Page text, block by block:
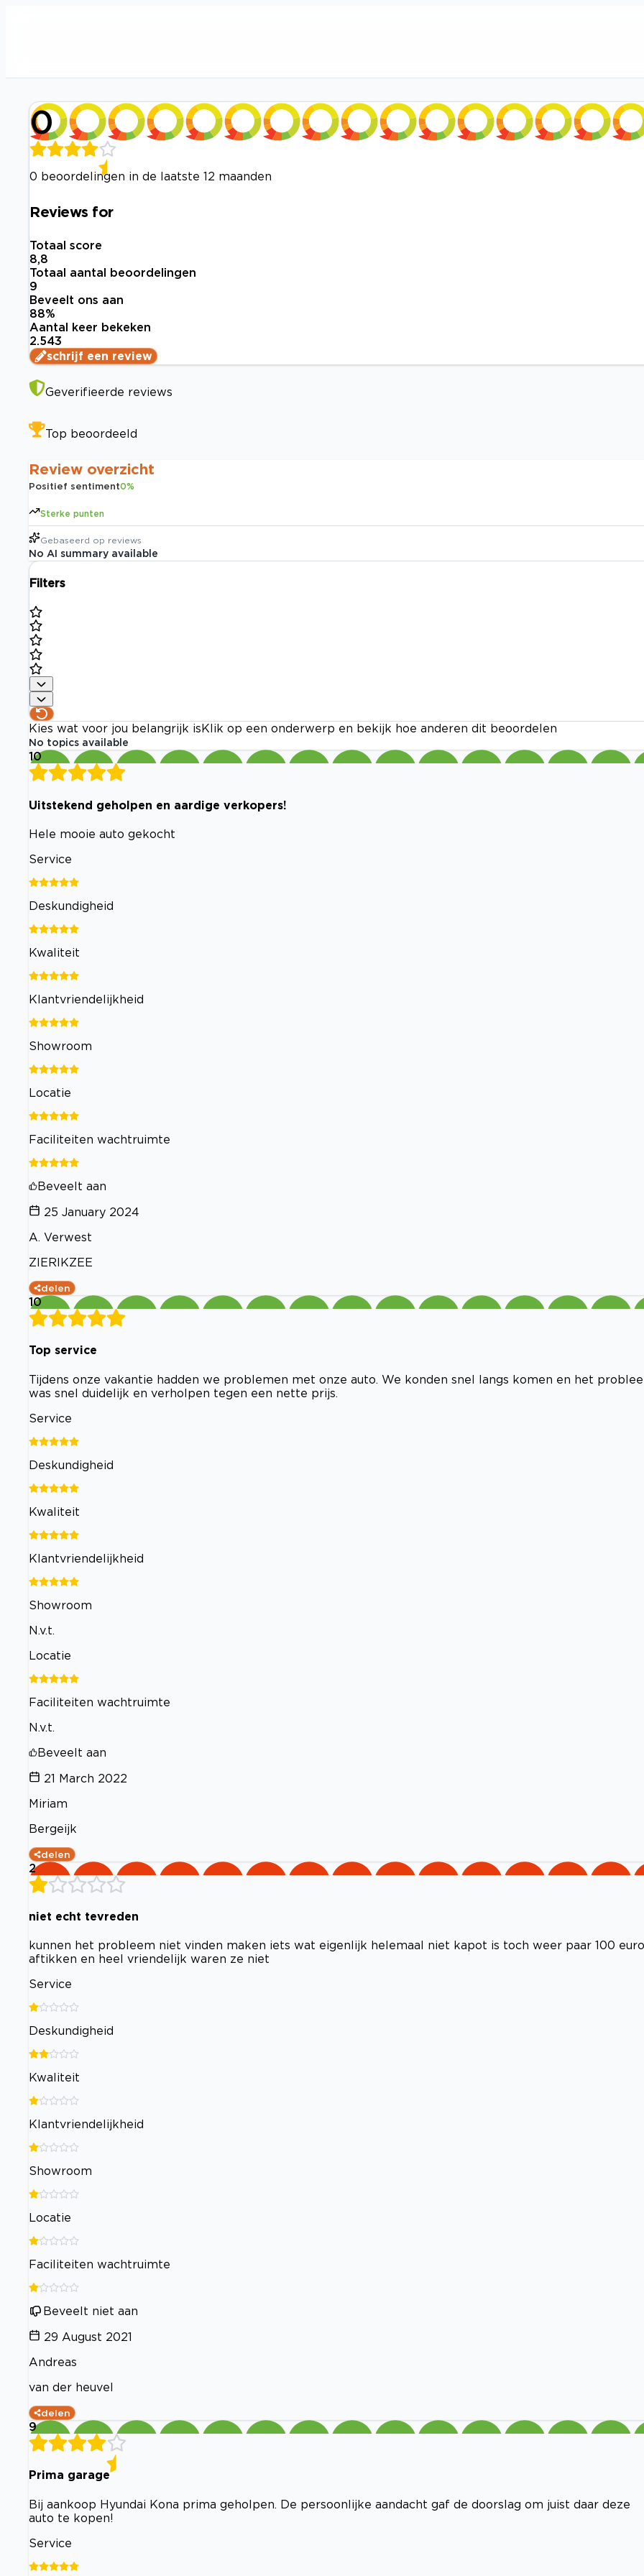
0
0 beoordelingen in de laatste 12 maanden
Reviews for
Totaal score
8,8
Totaal aantal beoordelingen
9
Beveelt ons aan
88%
Aantal keer bekeken
2.543
schrijf een review
Geverifieerde reviews
Top beoordeeld
Review overzicht
Positief sentiment0%
Sterke punten
Gebaseerd op reviews
No AI summary available
Filters
Kies wat voor jou belangrijk is Klik op een onderwerp en bekijk hoe anderen dit beoordelen
No topics available
10
Uitstekend geholpen en aardige verkopers!
Hele mooie auto gekocht
Service
Deskundigheid
Kwaliteit
Klantvriendelijkheid
Showroom
Locatie
Faciliteiten wachtruimte
Beveelt aan
25 January 2024
A. Verwest
ZIERIKZEE
delen
10
Top service
Tijdens onze vakantie hadden we problemen met onze auto. We konden snel langs komen en het
was snel duidelijk en verholpen tegen een nette prijs.
Service
Deskundigheid
Kwaliteit
Klantvriendelijkheid
Showroom
N.v.t.
Locatie
Faciliteiten wachtruimte
N.v.t.
Beveelt aan
21 March 2022
Miriam
Bergeijk
delen
2
niet echt tevreden
kunnen het probleem niet vinden maken iets wat eigenlijk helemaal niet kapot is toch weer paar 100 euro
aftikken en heel vriendelijk waren ze niet
Service
Deskundigheid
Kwaliteit
Klantvriendelijkheid
Showroom
Locatie
Faciliteiten wachtruimte
Beveelt niet aan
29 August 2021
Andreas
van der heuvel
delen
9
Prima garage
Bij aankoop Hyundai Kona prima geholpen. De persoonlijke aandacht gaf de doorslag om juist daar deze
auto te kopen!
Service